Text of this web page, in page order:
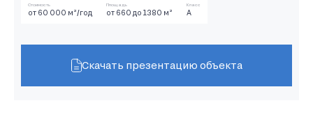
Стоимость
от 60 000 м²/год
Площадь
от 660 до 1380 м²
Класс
А
Скачать презентацию объекта